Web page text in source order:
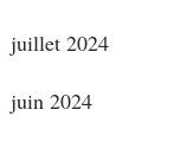
juillet 2024
juin 2024